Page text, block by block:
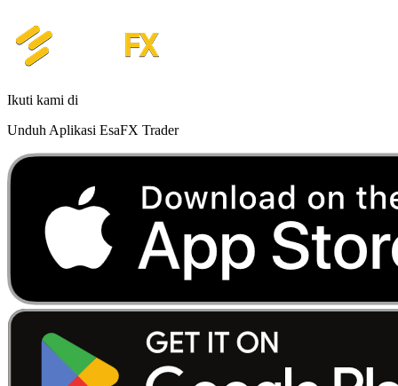
Ikuti kami di
Unduh Aplikasi EsaFX Trader